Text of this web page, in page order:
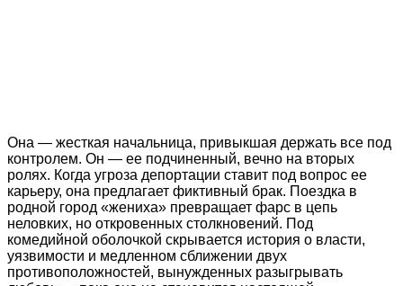
Она — жесткая начальница, привыкшая держать все под
контролем. Он — ее подчиненный, вечно на вторых
ролях. Когда угроза депортации ставит под вопрос ее
карьеру, она предлагает фиктивный брак. Поездка в
родной город «жениха» превращает фарс в цепь
неловких, но откровенных столкновений. Под
комедийной оболочкой скрывается история о власти,
уязвимости и медленном сближении двух
противоположностей, вынужденных разыгрывать